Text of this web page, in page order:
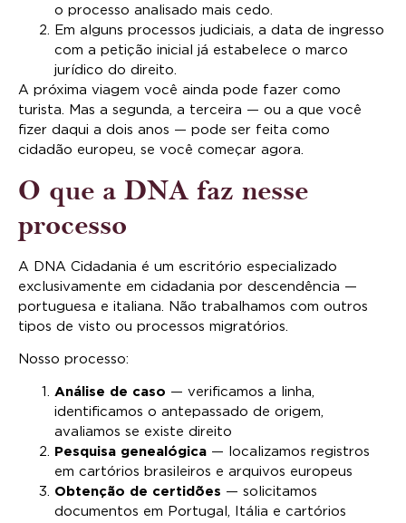
o processo analisado mais cedo.
Em alguns processos judiciais, a data de ingresso
com a petição inicial já estabelece o marco
jurídico do direito.
A próxima viagem você ainda pode fazer como
turista. Mas a segunda, a terceira — ou a que você
fizer daqui a dois anos — pode ser feita como
cidadão europeu, se você começar agora.
O que a DNA faz nesse
processo
A DNA Cidadania é um escritório especializado
exclusivamente em cidadania por descendência —
portuguesa e italiana. Não trabalhamos com outros
tipos de visto ou processos migratórios.
Nosso processo:
Análise de caso — verificamos a linha,
identificamos o antepassado de origem,
avaliamos se existe direito
Pesquisa genealógica — localizamos registros
em cartórios brasileiros e arquivos europeus
Obtenção de certidões — solicitamos
documentos em Portugal, Itália e cartórios